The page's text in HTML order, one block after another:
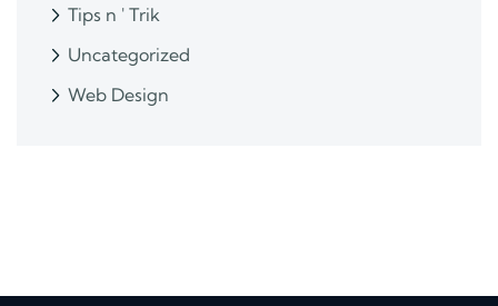
Tips n ' Trik
Uncategorized
Web Design